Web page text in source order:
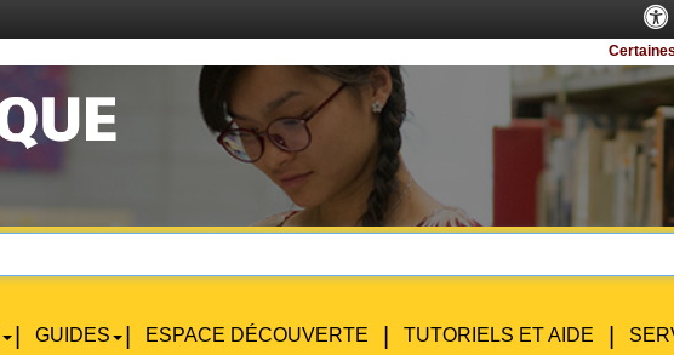
Certaines
GUIDES ESPACE DÉCOUVERTE TUTORIELS ET AIDE